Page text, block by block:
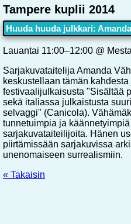
Tampere kuplii 2014
Huuda huuda julkkari:
Lauantai 11:00–12:00 @
Sarjakuvataitelija Amanda
keskustellaan tämän
festivaalijulkaisusta "Sisältää
sekä italiassa julkaistusta
selvaggi" (Canicola).
tunnetuimpia ja
sarjakuvataiteilijoita. Hänen
piirtämissään sarjakuvissa
unenomaiseen surrealismiin.
« Takaisin